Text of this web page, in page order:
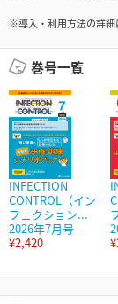
※導入・利用方法の詳細
巻号一覧
INFECTION
CONTROL（イン
フェクション...
2026年7月号
¥2,420